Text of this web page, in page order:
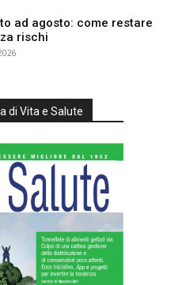
ad agosto: come restare
rischi
di Vita e Salute